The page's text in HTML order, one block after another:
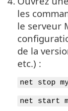
les
le serveur
de la
etc.) :
net stop
net start